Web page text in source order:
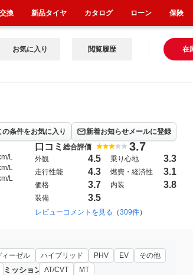
在
お気に入り 閲覧履歴
の条件をお気に入り 新着お知らせメールに登録
2018年7月~（2740）
L
L
L
口コミ 総合評価 3.7
外観 4.5 乗り心地 3.3
走行性能 4.3 燃費・経済性 3.1
価格 3.7 内装 3.8
装備 3.5
レビューコメントを見る （309件）
ィーゼル ハイブリッド PHV EV その他
ミッション AT/CVT MT
換 新品タイヤ カタログ ローン 保険